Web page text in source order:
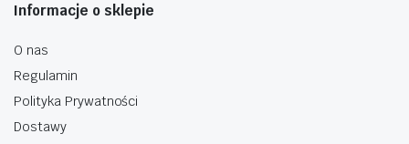
Informacje o sklepie
O nas
Regulamin
Polityka Prywatności
Dostawy